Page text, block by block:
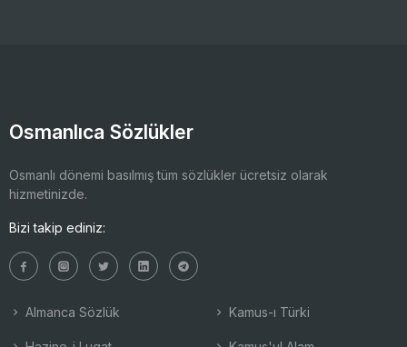
Osmanlıca Sözlükler
Osmanlı dönemi basılmış tüm sözlükler ücretsiz olarak
hizmetinizde.
Bizi takip ediniz:
Almanca Sözlük Kamus-ı Türki